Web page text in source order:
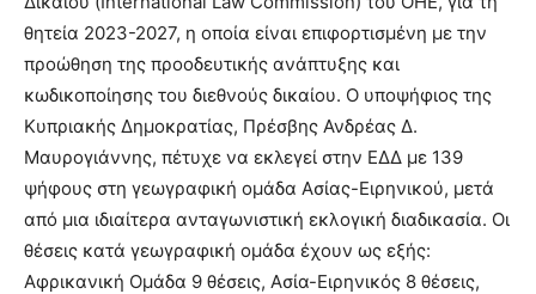
θητεία 2023-2027, η οποία είναι επιφορτισμένη με την
προώθηση της προοδευτικής ανάπτυξης και
κωδικοποίησης του διεθνούς δικαίου. Ο υποψήφιος της
Κυπριακής Δημοκρατίας, Πρέσβης Ανδρέας Δ.
Μαυρογιάννης, πέτυχε να εκλεγεί στην ΕΔΔ με 139
ψήφους στη γεωγραφική ομάδα Ασίας-Ειρηνικού, μετά
από μια ιδιαίτερα ανταγωνιστική εκλογική διαδικασία. Οι
θέσεις κατά γεωγραφική ομάδα έχουν ως εξής:
Αφρικανική Ομάδα 9 θέσεις, Ασία-Ειρηνικός 8 θέσεις,